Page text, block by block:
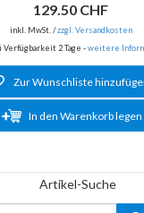
129.50 CHF
inkl. MwSt. /zzgl. Versandkosten
2 Tage -weitere
Zur Wunschliste
In den Warenkorb legen
Artikel-Suche